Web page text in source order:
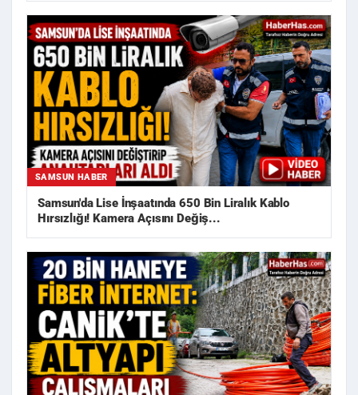
SAMSUN HABER
Samsun'da Lise İnşaatında 650 Bin Liralık Kablo
Hırsızlığı! Kamera Açısını Değiş...